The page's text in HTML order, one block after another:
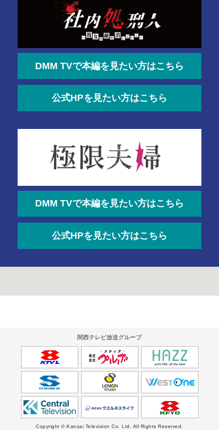
DMM TVで本編を見たい方はこちら
公式HPを見たい方はこちら
DMM TVで本編を見たい方はこちら
公式HPを見たい方はこちら
関西テレビ放送グループ
Copyright © Kansai Television Co. Ltd. All Rights Reserved.